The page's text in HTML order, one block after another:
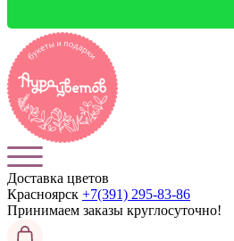
Доставка цветов
Красноярск +7(391) 295-83-86
Принимаем заказы круглосуточно!